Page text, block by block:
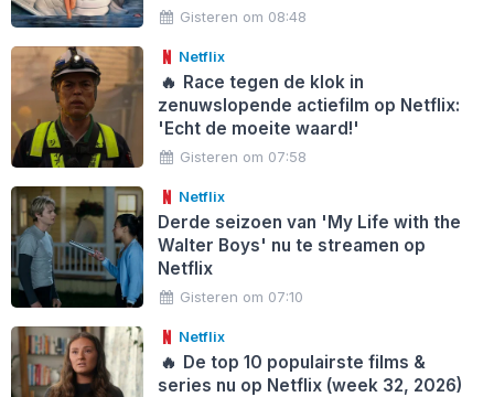
Gisteren om 08:48
Netflix
🔥 Race tegen de klok in
zenuwslopende actiefilm op Netflix:
'Echt de moeite waard!'
Gisteren om 07:58
Netflix
Derde seizoen van 'My Life with the
Walter Boys' nu te streamen op
Netflix
Gisteren om 07:10
Netflix
🔥 De top 10 populairste films &
series nu op Netflix (week 32, 2026)